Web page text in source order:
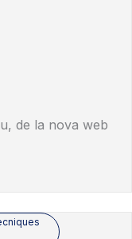
de la nova web